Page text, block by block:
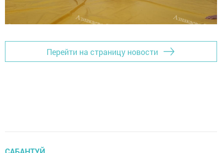
Перейти на страницу новости